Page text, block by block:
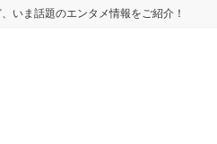
いま話題のエンタメ情報をご紹介！